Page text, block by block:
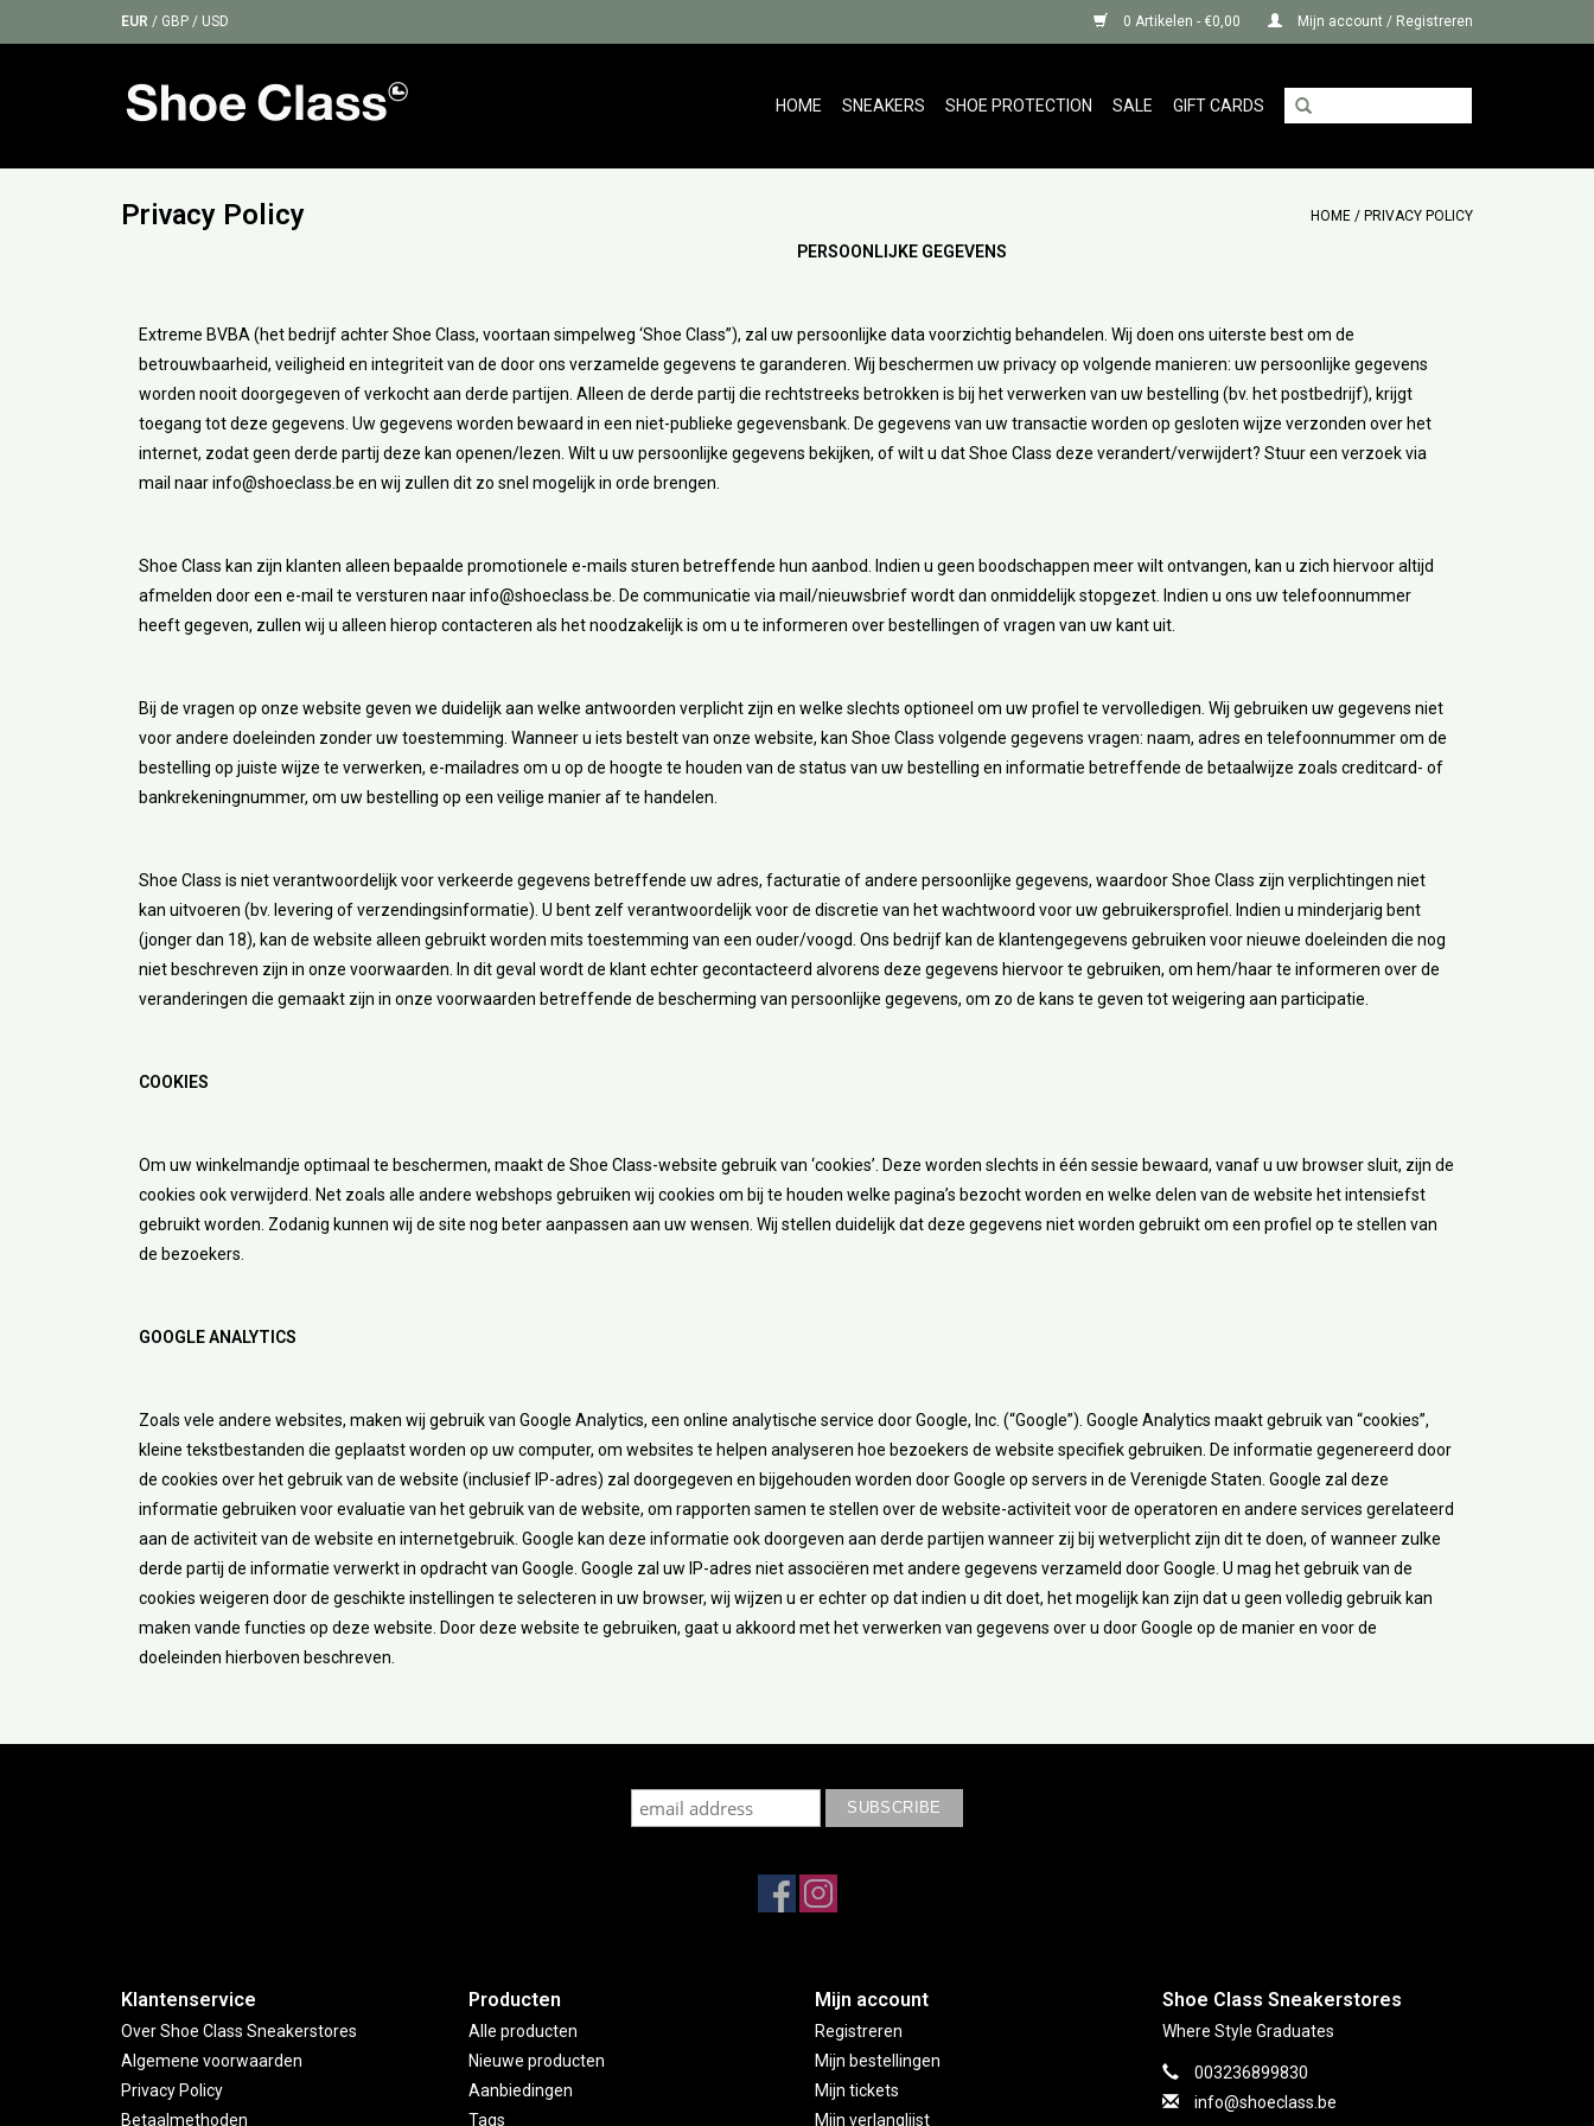
EUR / GBP / USD 0 Artikelen - €0,00 Mijn account / Registreren
HOME SNEAKERS SHOE PROTECTION SALE GIFT CARDS
Privacy Policy HOME / PRIVACY POLICY
PERSOONLIJKE GEGEVENS
Extreme BVBA (het bedrijf achter Shoe Class, voortaan simpelweg ‘Shoe Class”), zal uw persoonlijke data voorzichtig behandelen. Wij doen ons uiterste best om de
betrouwbaarheid, veiligheid en integriteit van de door ons verzamelde gegevens te garanderen. Wij beschermen uw privacy op volgende manieren: uw persoonlijke gegevens
worden nooit doorgegeven of verkocht aan derde partijen. Alleen de derde partij die rechtstreeks betrokken is bij het verwerken van uw bestelling (bv. het postbedrijf), krijgt
toegang tot deze gegevens. Uw gegevens worden bewaard in een niet-publieke gegevensbank. De gegevens van uw transactie worden op gesloten wijze verzonden over het
internet, zodat geen derde partij deze kan openen/lezen. Wilt u uw persoonlijke gegevens bekijken, of wilt u dat Shoe Class deze verandert/verwijdert? Stuur een verzoek via
mail naarinfo@shoeclass.be en wij zullen dit zo snel mogelijk in orde brengen.
Shoe Class kan zijn klanten alleen bepaalde promotionele e-mails sturen betreffende hun aanbod. Indien u geen boodschappen meer wilt ontvangen, kan u zich hiervoor altijd
afmelden door een e-mail te versturen naarinfo@shoeclass.be . De communicatie via mail/nieuwsbrief wordt dan onmiddelijk stopgezet. Indien u ons uw telefoonnummer
heeft gegeven, zullen wij u alleen hierop contacteren als het noodzakelijk is om u te informeren over bestellingen of vragen van uw kant uit.
Bij de vragen op onze website geven we duidelijk aan welke antwoorden verplicht zijn en welke slechts optioneel om uw profiel te vervolledigen. Wij gebruiken uw gegevens niet
voor andere doeleinden zonder uw toestemming. Wanneer u iets bestelt van onze website, kan Shoe Class volgende gegevens vragen: naam, adres en telefoonnummer om de
bestelling op juiste wijze te verwerken, e-mailadres om u op de hoogte te houden van de status van uw bestelling en informatie betreffende de betaalwijze zoals creditcard- of
bankrekeningnummer, om uw bestelling op een veilige manier af te handelen.
Shoe Class is niet verantwoordelijk voor verkeerde gegevens betreffende uw adres, facturatie of andere persoonlijke gegevens, waardoor Shoe Class zijn verplichtingen niet
kan uitvoeren (bv. levering of verzendingsinformatie). U bent zelf verantwoordelijk voor de discretie van het wachtwoord voor uw gebruikersprofiel. Indien u minderjarig bent
(jonger dan 18), kan de website alleen gebruikt worden mits toestemming van een ouder/voogd. Ons bedrijf kan de klantengegevens gebruiken voor nieuwe doeleinden die nog
niet beschreven zijn in onze voorwaarden. In dit geval wordt de klant echter gecontacteerd alvorens deze gegevens hiervoor te gebruiken, om hem/haar te informeren over de
veranderingen die gemaakt zijn in onze voorwaarden betreffende de bescherming van persoonlijke gegevens, om zo de kans te geven tot weigering aan participatie.
COOKIES
Om uw winkelmandje optimaal te beschermen, maakt de Shoe Class-website gebruik van ‘cookies’. Deze worden slechts in één sessie bewaard, vanaf u uw browser sluit, zijn de
cookies ook verwijderd. Net zoals alle andere webshops gebruiken wij cookies om bij te houden welke pagina’s bezocht worden en welke delen van de website het intensiefst
gebruikt worden. Zodanig kunnen wij de site nog beter aanpassen aan uw wensen. Wij stellen duidelijk dat deze gegevens niet worden gebruikt om een profiel op te stellen van
de bezoekers.
GOOGLE ANALYTICS
Zoals vele andere websites, maken wij gebruik van Google Analytics, een online analytische service door Google, Inc. (“Google”). Google Analytics maakt gebruik van “cookies”,
kleine tekstbestanden die geplaatst worden op uw computer, om websites te helpen analyseren hoe bezoekers de website specifiek gebruiken. De informatie gegenereerd door
de cookies over het gebruik van de website (inclusief IP-adres) zal doorgegeven en bijgehouden worden door Google op servers in de Verenigde Staten. Google zal deze
informatie gebruiken voor evaluatie van het gebruik van de website, om rapporten samen te stellen over de website-activiteit voor de operatoren en andere services gerelateerd
aan de activiteit van de website en internetgebruik. Google kan deze informatie ook doorgeven aan derde partijen wanneer zij bij wetverplicht zijn dit te doen, of wanneer zulke
derde partij de informatie verwerkt in opdracht van Google. Google zal uw IP-adres niet associëren met andere gegevens verzameld door Google. U mag het gebruik van de
cookies weigeren door de geschikte instellingen te selecteren in uw browser, wij wijzen u er echter op dat indien u dit doet, het mogelijk kan zijn dat u geen volledig gebruik kan
maken vande functies op deze website. Door deze website te gebruiken, gaat u akkoord met het verwerken van gegevens over u door Google op de manier en voor de
doeleinden hierboven beschreven.
Klantenservice
Over Shoe Class Sneakerstores
Algemene voorwaarden
Privacy Policy
Betaalmethoden
Producten
Alle producten
Nieuwe producten
Aanbiedingen
Tags
Mijn account
Registreren
Mijn bestellingen
Mijn tickets
Mijn verlanglijst
Shoe Class Sneakerstores
Where Style Graduates
003236899830
info@shoeclass.be